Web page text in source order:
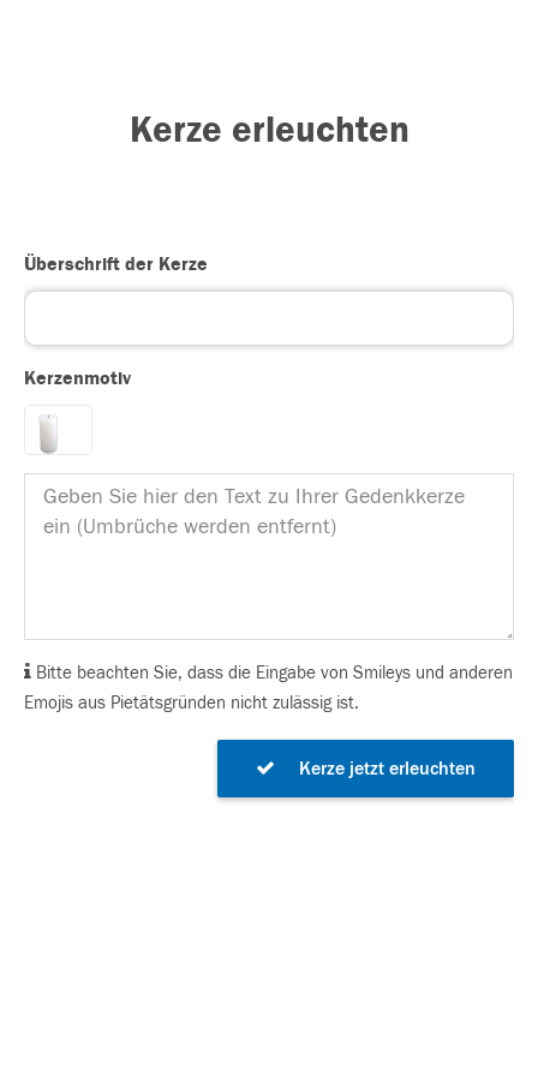
Kerze erleuchten
Überschrift der Kerze
Kerzenmotiv
Bitte beachten Sie, dass die Eingabe von Smileys und anderen
Emojis aus Pietätsgründen nicht zulässig ist.
Kerze jetzt erleuchten